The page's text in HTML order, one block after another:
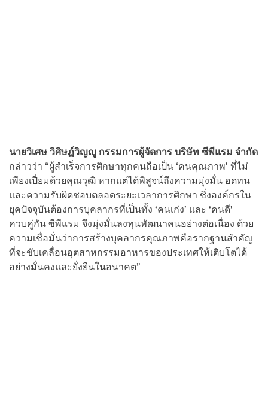
นายวิเศษ วิศิษฏ์วิญญู กรรมการผู้จัดการ บริษัท ซีพีแรม จำกัด
กล่าวว่า “ผู้สำเร็จการศึกษาทุกคนถือเป็น ‘คนคุณภาพ’ ที่ไม่
เพียงเปี่ยมด้วยคุณวุฒิ หากแต่ได้พิสูจน์ถึงความมุ่งมั่น อดทน
และความรับผิดชอบตลอดระยะเวลาการศึกษา ซึ่งองค์กรใน
ยุคปัจจุบันต้องการบุคลากรที่เป็นทั้ง ‘คนเก่ง’ และ ‘คนดี’
ควบคู่กัน ซีพีแรม จึงมุ่งมั่นลงทุนพัฒนาคนอย่างต่อเนื่อง ด้วย
ความเชื่อมั่นว่าการสร้างบุคลากรคุณภาพคือรากฐานสำคัญ
ที่จะขับเคลื่อนอุตสาหกรรมอาหารของประเทศให้เติบโตได้
อย่างมั่นคงและยั่งยืนในอนาคต”